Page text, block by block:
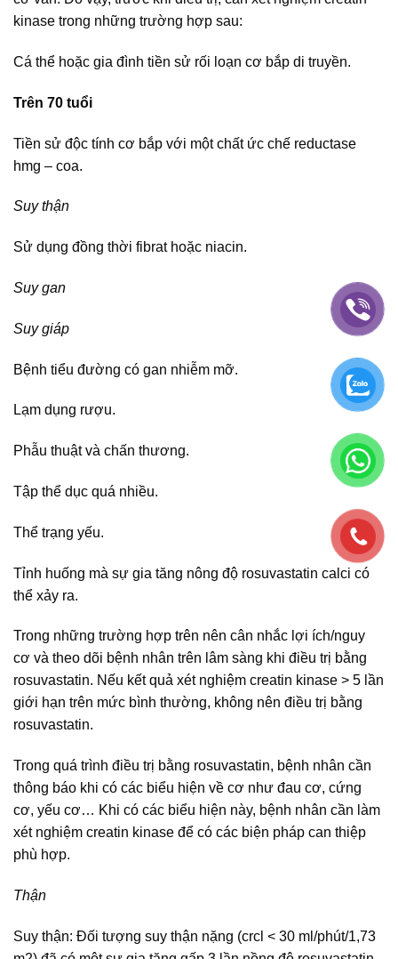
kinase trong những trường hợp sau:
Cá thể hoặc gia đình tiền sử rối loạn cơ bắp di truyền.
Trên 70 tuổi
Tiền sử độc tính cơ bắp với một chất ức chế reductase
hmg – coa.
Suy thận
Sử dụng đồng thời fibrat hoặc niacin.
Suy gan
Suy giáp
Bệnh tiểu đường có gan nhiễm mỡ.
Lạm dụng rượu.
Phẫu thuật và chấn thương.
Tập thể dục quá nhiều.
Thể trạng yếu.
Tỉnh huống mà sự gia tăng nông độ rosuvastatin calci có
thể xảy ra.
Trong những trường hợp trên nên cân nhắc lợi ích/nguy
cơ và theo dõi bệnh nhân trên lâm sàng khi điều trị bằng
rosuvastatin. Nếu kết quả xét nghiệm creatin kinase > 5 lần
giới hạn trên mức bình thường, không nên điều trị bằng
rosuvastatin.
Trong quá trình điều trị bằng rosuvastatin, bệnh nhân cần
thông báo khi có các biểu hiện về cơ như đau cơ, cứng
cơ, yếu cơ… Khi có các biểu hiện này, bệnh nhân cần làm
xét nghiệm creatin kinase để có các biện pháp can thiệp
phù hợp.
Thận
Suy thận: Đối tượng suy thận nặng (crcl < 30 ml/phút/1,73